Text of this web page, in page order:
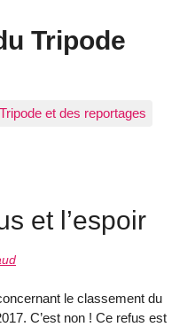
Tripode
et des reportages
et l’espoir
le classement du
C’est non ! Ce refus est